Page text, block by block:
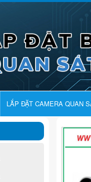
LẮP ĐẶT CAMERA QUAN